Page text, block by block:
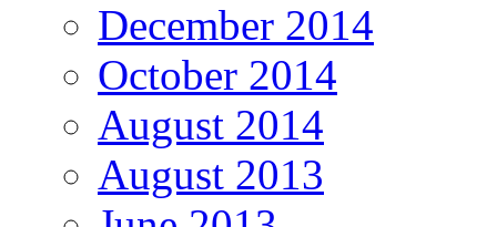
December 2014
October 2014
August 2014
August 2013